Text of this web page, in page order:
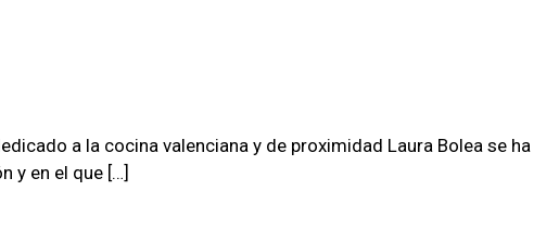
a la cocina valenciana y de proximidad Laura Bolea se ha
y en el que […]